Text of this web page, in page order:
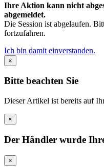
Ihre Aktion kann nicht
abgemeldet.
Die Session ist abgelaufen.
fortzufahren.
Ich bin damit einverstanden.
×
Bitte beachten Sie
Dieser Artikel ist bereits auf
×
Der Händler wurde
×